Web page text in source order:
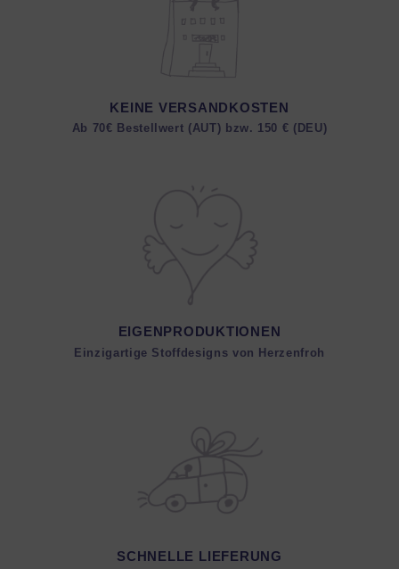
KEINE VERSANDKOSTEN
Ab 70€ Bestellwert (AUT) bzw. 150 € (DEU)
EIGENPRODUKTIONEN
Einzigartige Stoffdesigns von Herzenfroh
SCHNELLE LIEFERUNG